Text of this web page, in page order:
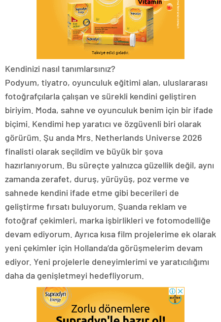
Kendinizi nasıl tanımlarsınız?
Podyum, tiyatro, oyunculuk eğitimi alan, uluslararası
fotoğrafçılarla çalışan ve sürekli kendini geliştiren
biriyim. Moda, sahne ve oyunculuk benim için bir ifade
biçimi. Kendimi hep yaratıcı ve özgüvenli biri olarak
görürüm. Şu anda Mrs. Netherlands Universe 2026
finalisti olarak seçildim ve büyük bir şova
hazırlanıyorum. Bu süreçte yalnızca güzellik değil, aynı
zamanda zerafet, duruş, yürüyüş, poz verme ve
sahnede kendini ifade etme gibi becerileri de
geliştirme fırsatı buluyorum. Şuanda reklam ve
fotoğraf çekimleri, marka işbirlikleri ve fotomodelliğe
devam ediyorum. Ayrıca kısa film projelerime ek olarak
yeni çekimler için Hollanda’da görüşmelerim devam
ediyor. Yeni projelerle deneyimlerimi ve yaratıcılığımı
daha da genişletmeyi hedefliyorum.